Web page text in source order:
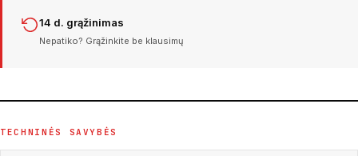
14 d. grąžinimas
Nepatiko? Grąžinkite be klausimų
TECHNINĖS SAVYBĖS